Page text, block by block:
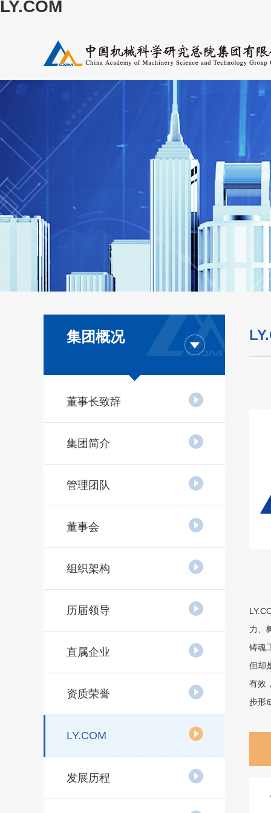
LY.COM
集团概况
董事长致辞
集团简介
管理团队
董事会
组织架构
历届领导
直属企业
资质荣誉
LY.COM
发展历程
力、
铸魂
但却
有效
步形